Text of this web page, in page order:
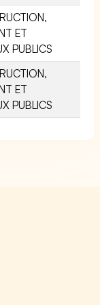
ET
PUBLICS
ET
PUBLICS